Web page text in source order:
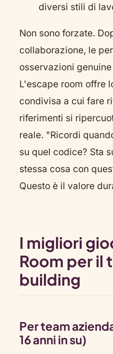
diversi stili di
Non sono forzate.
collaborazione, le
osservazioni
L'escape room offre
condivisa a cui fare
riferimenti si
reale. "Ricordi
su quel codice? Sta
stessa cosa con
Questo è il valore
I migliori
Room per il
building
Per team
16 anni in su)